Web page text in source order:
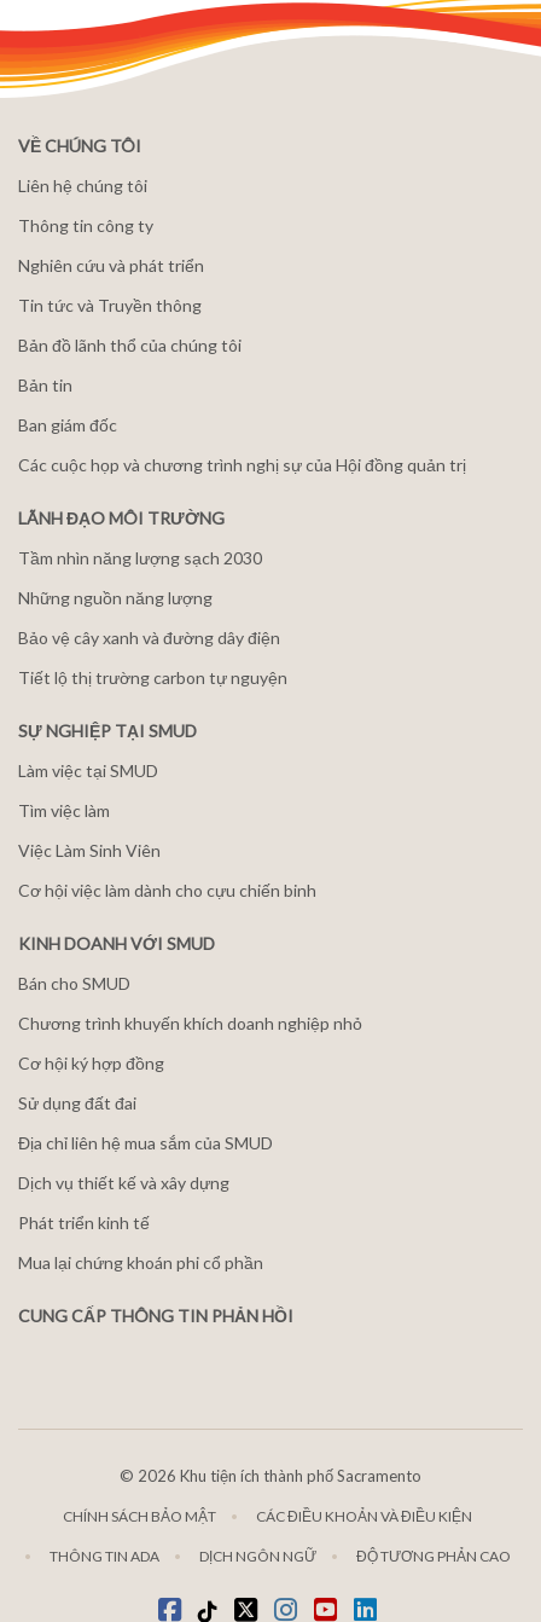
VỀ CHÚNG TÔI
Liên hệ chúng tôi
Thông tin công ty
Nghiên cứu và phát triển
Tin tức và Truyền thông
Bản đồ lãnh thổ của chúng tôi
Bản tin
Ban giám đốc
Các cuộc họp và chương trình nghị sự của Hội đồng quản trị
LÃNH ĐẠO MÔI TRƯỜNG
Tầm nhìn năng lượng sạch 2030
Những nguồn năng lượng
Bảo vệ cây xanh và đường dây điện
Tiết lộ thị trường carbon tự nguyện
SỰ NGHIỆP TẠI SMUD
Làm việc tại SMUD
Tìm việc làm
Việc Làm Sinh Viên
Cơ hội việc làm dành cho cựu chiến binh
KINH DOANH VỚI SMUD
Bán cho SMUD
Chương trình khuyến khích doanh nghiệp nhỏ
Cơ hội ký hợp đồng
Sử dụng đất đai
Địa chỉ liên hệ mua sắm của SMUD
Dịch vụ thiết kế và xây dựng
Phát triển kinh tế
Mua lại chứng khoán phi cổ phần
CUNG CẤP THÔNG TIN PHẢN HỒI
© 2026 Khu tiện ích thành phố Sacramento
CHÍNH SÁCH BẢO MẬT CÁC ĐIỀU KHOẢN VÀ ĐIỀU KIỆN
THÔNG TIN ADA DỊCH NGÔN NGỮ ĐỘ TƯƠNG PHẢN CAO
Facebook
TiktokTwitterInstagram
youtubeLinkedIn